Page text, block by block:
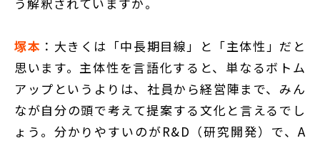
塚本 ：大きくは「中長期目線」と「主体性」だと
思います。主体性を言語化すると、単なるボトム
アップというよりは、社員から経営陣まで、みん
なが自分の頭で考えて提案する文化と言えるでし
ょう。分かりやすいのがR&D（研究開発）で、A